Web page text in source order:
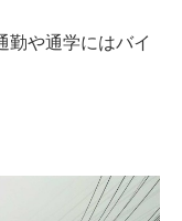
勤や通学にはバイ